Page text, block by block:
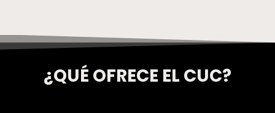
¿QUÉ OFRECE EL CUC?